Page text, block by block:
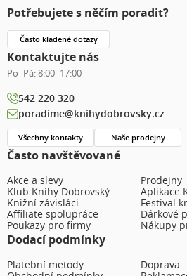
Často navštěvované
Akce a slevy
Prodejny
Klub Knihy Dobrovský
Aplikace
Knižní závisláci
Festival
Affiliate spolupráce
Dárkové
Poukazy pro firmy
Nákupy
Dodací podmínky
Platební metody
Doprava
Potřebujete s něčím poradit?
Často kladené dotazy
Kontaktujte nás
Po–Pá:8:00–17:00
542 220 320
poradime@knihydobrovsky.cz
Všechny kontakty Naše prodejny